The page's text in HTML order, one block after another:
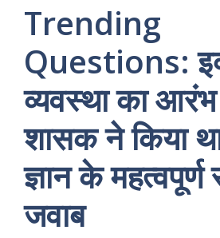
Trending
Questions:
व्यवस्था का
शासक ने किया
ज्ञान के
जवाब